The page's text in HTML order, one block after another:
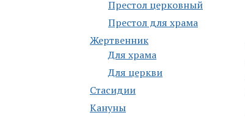
Престол церковный
Престол для храма
Жертвенник
Для храма
Для церкви
Стасидии
Кануны